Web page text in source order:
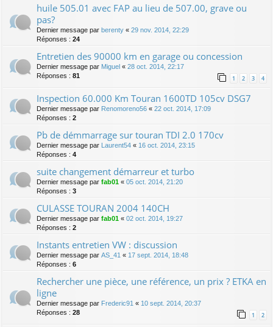
huile 505.01 avec FAP au lieu de 507.00, grave ou
pas?
Dernier message par berenty « 29 nov. 2014, 22:29
Réponses : 24
Entretien des 90000 km en garage ou concession
Dernier message par Miguel « 28 oct. 2014, 22:17
Réponses : 81 1 2 3 4
Inspection 60.000 Km Touran 1600TD 105cv DSG7
Dernier message par Renomoreno56 « 22 oct. 2014, 17:09
Réponses : 2
Pb de démmarrage sur touran TDI 2.0 170cv
Dernier message par Laurent54 « 16 oct. 2014, 23:15
Réponses : 4
suite changement démarreur et turbo
Dernier message par fab01 « 05 oct. 2014, 21:20
Réponses : 3
CULASSE TOURAN 2004 140CH
Dernier message par fab01 « 02 oct. 2014, 19:27
Réponses : 2
Instants entretien VW : discussion
Dernier message par AS_41 « 17 sept. 2014, 18:48
Réponses : 6
Rechercher une pièce, une référence, un prix ? ETKA en
ligne
Dernier message par Frederic91 « 10 sept. 2014, 20:37
Réponses : 28 1 2